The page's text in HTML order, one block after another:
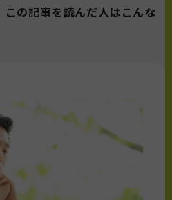
この記事を読んだ人はこんな